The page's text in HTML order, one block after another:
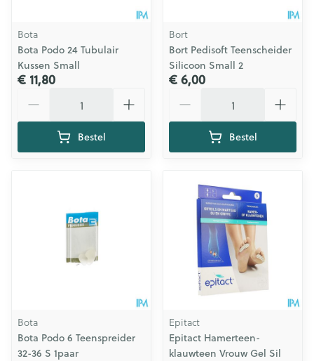
Bota
Bota Podo 24 Tubulair
Kussen Small
€ 11,80
Bestel
Bort
Bort Pedisoft Teenscheider
Silicoon Small 2
€ 6,00
Bestel
Bota
Bota Podo 6 Teenspreider
32-36 S 1paar
Epitact
Epitact Hamerteen-
klauwteen Vrouw Gel Sil